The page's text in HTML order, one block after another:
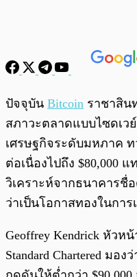
ปัจจุบัน Bitcoin ราชาสิน
สภาวะตลาดแบบไซดเว
เศรษฐกิจระดับมหภาค
ต่อเนื่องไปถึง $80,000
วิเคราะห์จากธนาคารชื่อ
ว่าเป็นโอกาสทองในการ
Geoffrey Kendrick หัว
Standard Chartered มอ